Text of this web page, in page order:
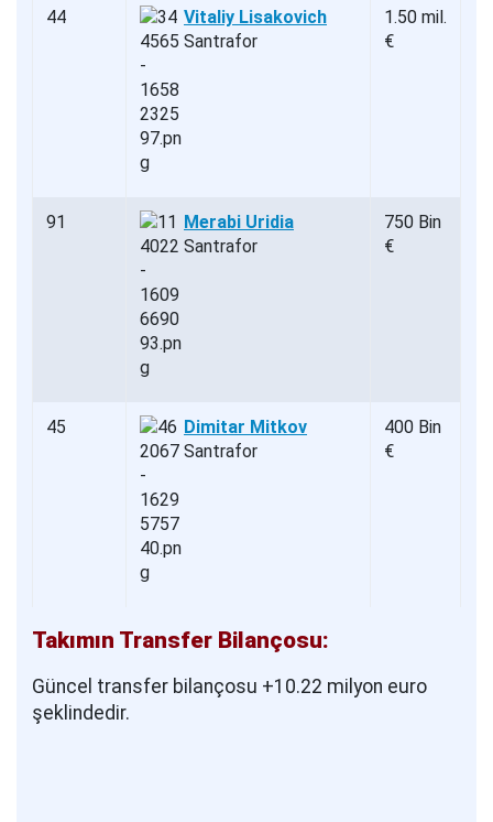
44
Vitaliy Lisakovich
Santrafor
1.50 mil.
€
91
Merabi Uridia
Santrafor
750 Bin
€
45
Dimitar Mitkov
Santrafor
400 Bin
€
Takımın Transfer Bilançosu:
Güncel transfer bilançosu +10.22 milyon euro
şeklindedir.